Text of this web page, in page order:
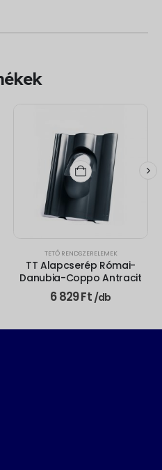
TETŐ RENDSZERELEMEK
TT Alapcserép Római-
Danubia-Coppo Antracit
6 829Ft /db